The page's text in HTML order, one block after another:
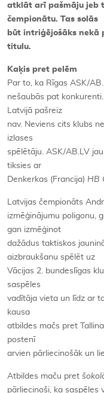
atklāt arī pašmāju jeb
čempionātu. Tas solās
būt intriģējošāks nekā
titulu.
Kaķis pret pelēm
Par to, ka Rīgas ASK/
nešaubās pat
Latvijā pašreiz
nav. Neviens cits klubs
izlases
spēlētāju. ASK/AB.LV
tiksies ar
Denkerkas (Francija) HB
Latvijas čempionāts
izmēģinājumu poligonu,
gan izmēģinot
dažādus taktiskos
aizbraukšanu spēlēt uz
Vācijas 2. bundeslīgas
saspēles
vadītāja vieta un līdz ar
kausa
atbildes mačs pret
postenī
arvien pārliecinošāk un
Atbildes maču pret
pārliecinoši, ka saspēles